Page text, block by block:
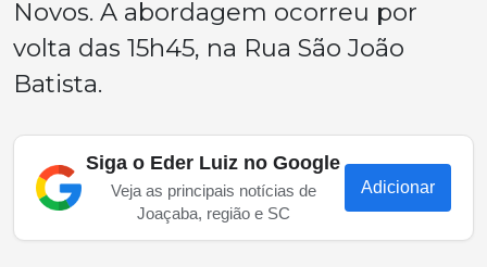
Novos. A abordagem ocorreu por
volta das 15h45, na Rua São João
Batista.
Siga o Eder Luiz no Google
Veja as principais notícias de
Joaçaba, região e SC
Adicionar